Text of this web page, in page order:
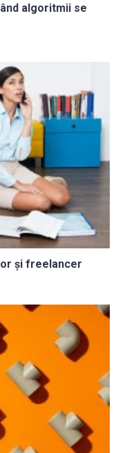
algoritmii se
și freelancer